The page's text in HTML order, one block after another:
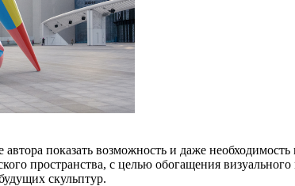
показать возможность и даже
пространства, с целью обогащения
скульптур.